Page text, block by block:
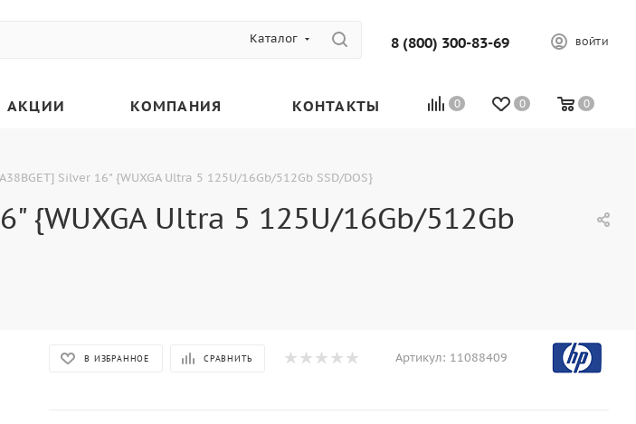
Каталог 8 (800) 300-83-69 ВОЙТИ
0 0 0
АКЦИИ КОМПАНИЯ КОНТАКТЫ
Silver 16" {WUXGA Ultra 5 125U/16Gb/512Gb SSD/DOS}
{WUXGA Ultra 5 125U/16Gb/512Gb
В ИЗБРАННОЕ СРАВНИТЬ Артикул: 11088409